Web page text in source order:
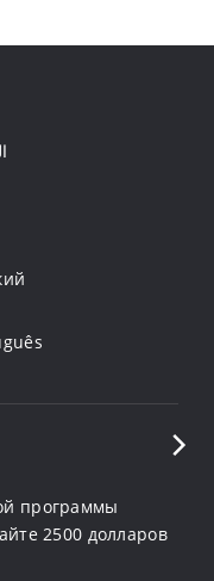
программы
2500 долларов